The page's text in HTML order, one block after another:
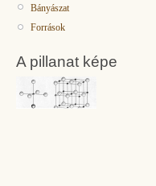
Bányászat
Források
A pillanat képe